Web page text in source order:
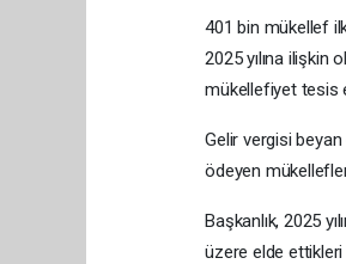
401 bin mükellef
2025 yılına ilişkin
mükellefiyet tesis
Gelir vergisi
ödeyen
Başkanlık, 2025
üzere elde